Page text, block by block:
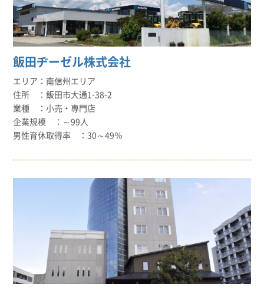
飯田ヂーゼル株式会社
南信州エリア
飯田市大通1-38-2
小売・専門店
～99人
30～49％